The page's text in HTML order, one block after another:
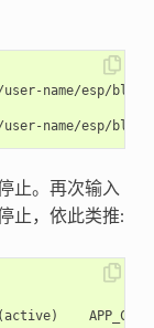
user-name/esp/
止。再次输入
止，依此类推:
APP_CPU: